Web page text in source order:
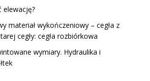
elewację?
materiał wykończeniowy – cegła z
cegły: cegła rozbiórkowa
wymiary. Hydraulika i